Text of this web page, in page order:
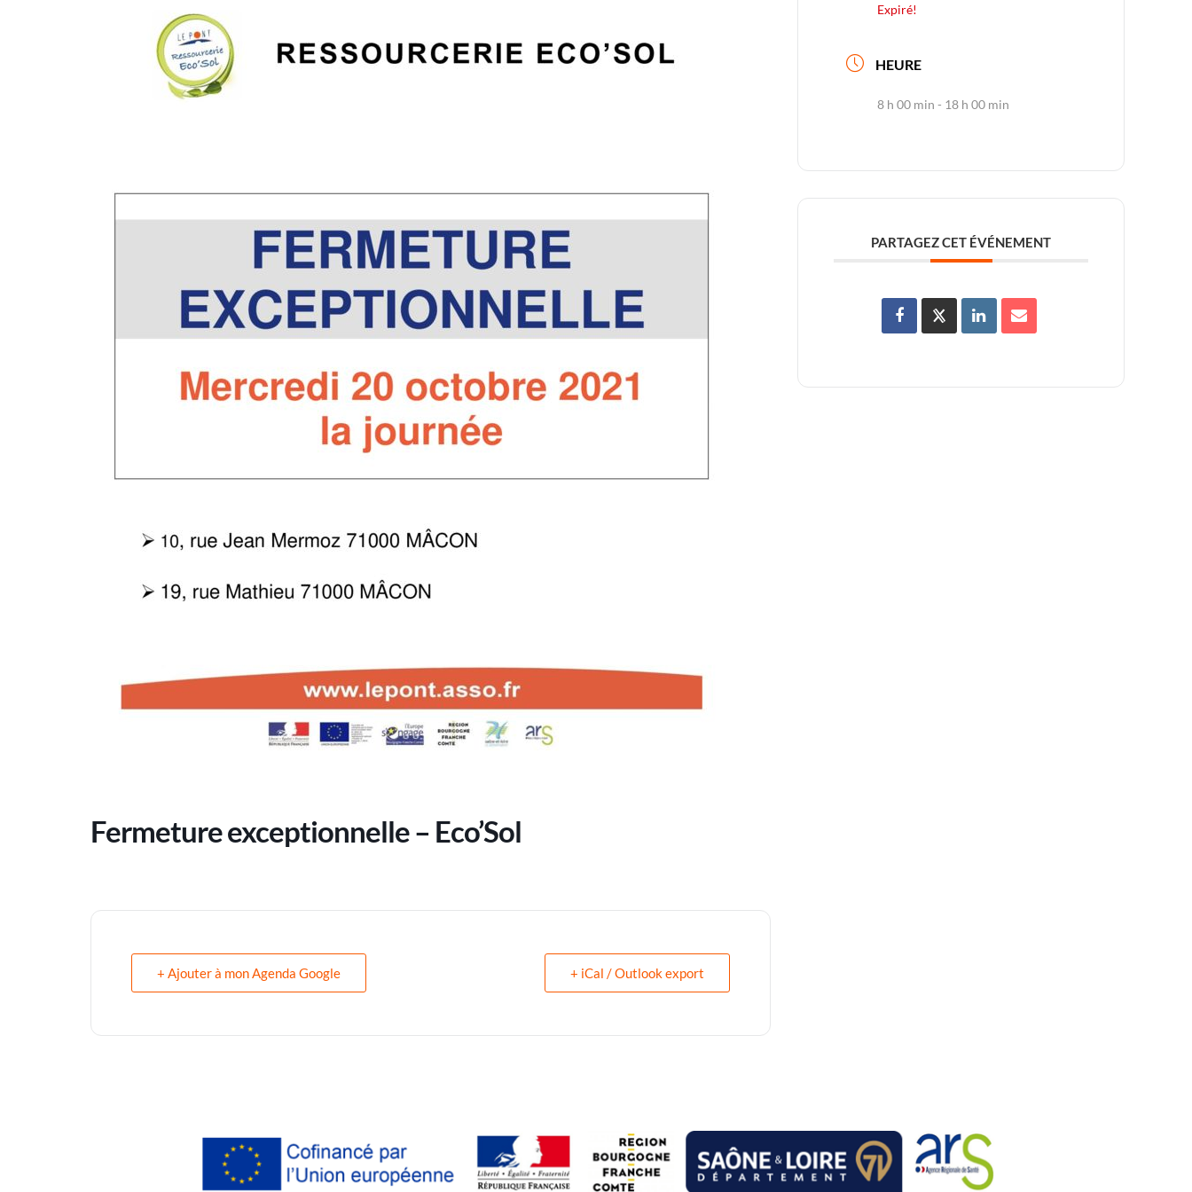
Fermeture exceptionnelle – Eco’Sol
+ Ajouter à mon Agenda Google + iCal / Outlook export
Expiré!
HEURE
8 h 00 min - 18 h 00 min
PARTAGEZ CET ÉVÉNEMENT